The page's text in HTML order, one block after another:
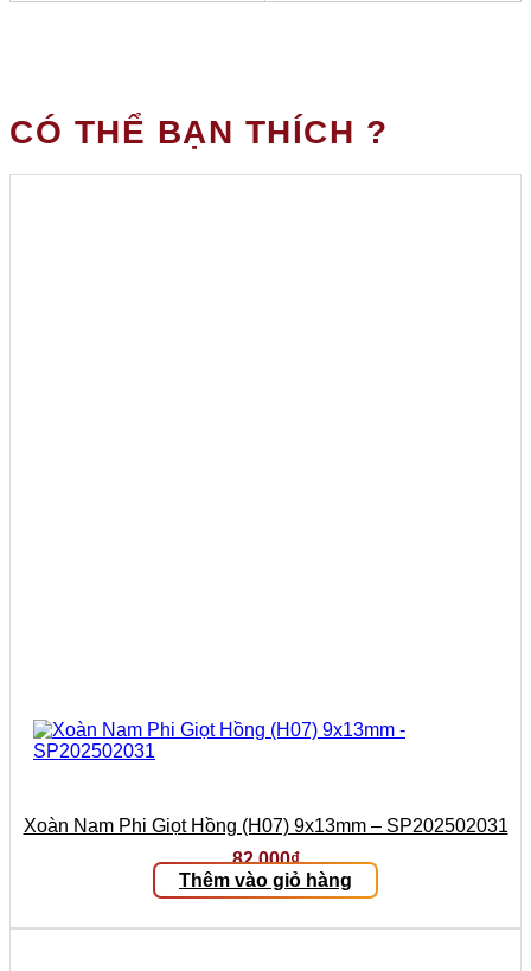
CÓ THỂ BẠN THÍCH ?
Xoàn Nam Phi Giọt Hồng (H07) 9x13mm – SP202502031
82.000₫
Thêm vào giỏ hàng